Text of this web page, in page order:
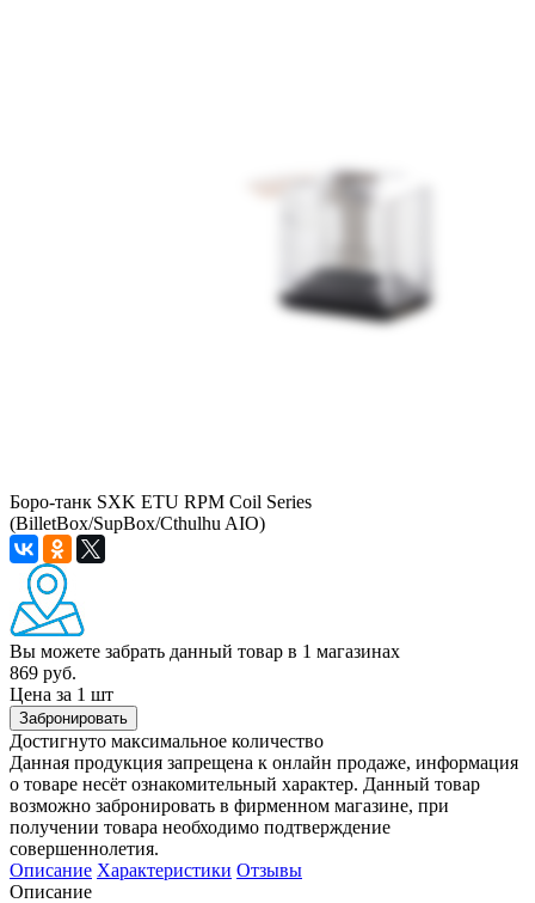
Боро-танк SXK ETU RPM Coil Series
(BilletBox/SupBox/Cthulhu AIO)
Вы можете забрать данный товар в 1 магазинах
869 руб.
Цена за 1 шт
Забронировать
Достигнуто максимальное количество
Данная продукция запрещена к онлайн продаже, информация
о товаре несёт ознакомительный характер. Данный товар
возможно забронировать в фирменном магазине, при
получении товара необходимо подтверждение
совершеннолетия.
Описание Характеристики Отзывы
Описание